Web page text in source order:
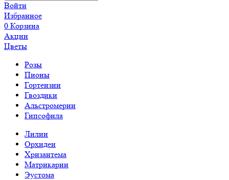
Войти
Избранное
0 Корзина
Акции
Цветы
Розы
Пионы
Гортензии
Гвоздики
Альстромерии
Гипсофила
Лилии
Орхидеи
Хризантема
Матрикарии
Эустома